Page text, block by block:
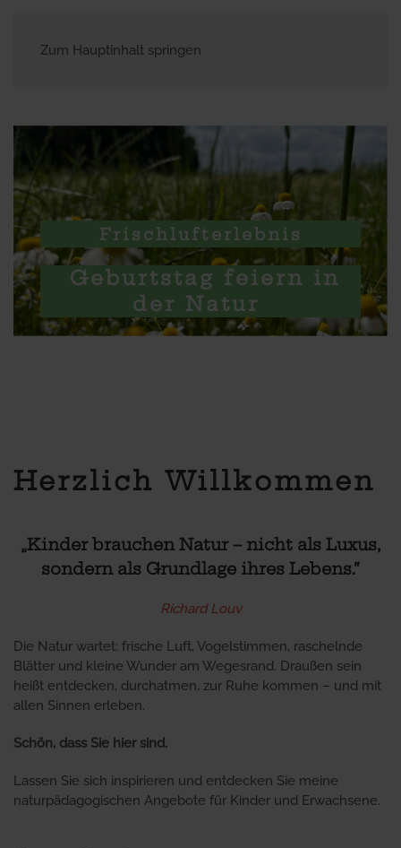
Zum Hauptinhalt springen
Waldbox
Herzlich Willkommen
„Kinder brauchen Natur – nicht als Luxus,
sondern als Grundlage ihres Lebens.“
Richard Louv
Die Natur wartet: frische Luft, Vogelstimmen, raschelnde
Blätter und kleine Wunder am Wegesrand. Draußen sein
heißt entdecken, durchatmen, zur Ruhe kommen – und mit
allen Sinnen erleben.
Schön, dass Sie hier sind.
Lassen Sie sich inspirieren und entdecken Sie meine
naturpädagogischen Angebote für Kinder und Erwachsene.